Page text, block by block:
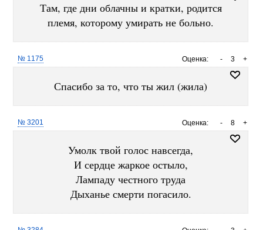
Там, где дни облачны и кратки, родится
племя, которому умирать не больно.
Оценка: +
3
-
№ 1175
Спасибо за то, что ты жил (жила)
Оценка: +
8
-
№ 3201
Умолк твой голос навсегда,
И сердце жаркое остыло,
Лампаду честного труда
Дыханье смерти погасило.